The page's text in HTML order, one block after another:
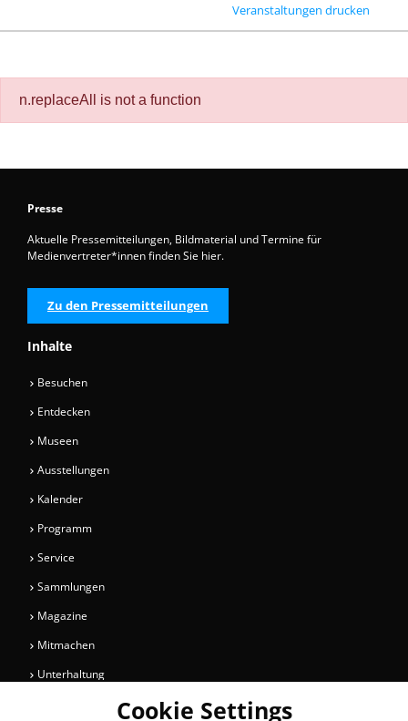
Veranstaltungen drucken
n.replaceAll is not a function
Presse
Aktuelle Pressemitteilungen, Bildmaterial und Termine für
Medienvertreter*innen finden Sie hier.
Zu den Pressemitteilungen
Inhalte
Besuchen
Entdecken
Museen
Ausstellungen
Kalender
Programm
Service
Sammlungen
Magazine
Mitmachen
Unterhaltung
Cookie Settings